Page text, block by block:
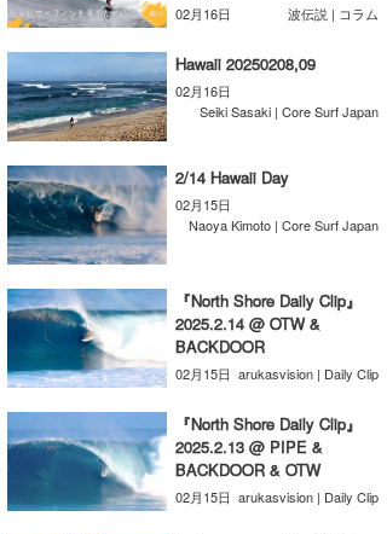
02月16日 波伝説 | コラム
Hawaii 20250208,09
02月16日
Seiki Sasaki | Core Surf Japan
2/14 Hawaii Day
02月15日
Naoya Kimoto | Core Surf Japan
『North Shore Daily Clip』
2025.2.14 @ OTW &
BACKDOOR
02月15日 arukasvision | Daily Clip
『North Shore Daily Clip』
2025.2.13 @ PIPE &
BACKDOOR & OTW
02月15日 arukasvision | Daily Clip
Yoshiyuki Obata
arukasvision
DELTA FORCE SURF
CBA Films
熊谷素子
WAVAL
中浦“JET”章
嵯峨明日香
進士剛光
田原啓江
植村未来
NOBUFUKU
大野”MAR”修聖
喜納海人
☆加藤
+☆maki☆+
Aichan
chan-U
ECE
G◎Da
H
KID
KOBU
MIN
波伝説